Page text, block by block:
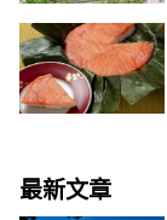
最新文章